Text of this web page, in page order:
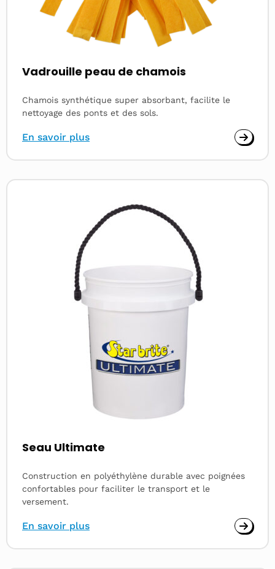
Vadrouille peau de chamois
Chamois synthétique super absorbant, facilite le
nettoyage des ponts et des sols.
En savoir plus
Seau Ultimate
Construction en polyéthylène durable avec poignées
confortables pour faciliter le transport et le
versement.
En savoir plus
Read